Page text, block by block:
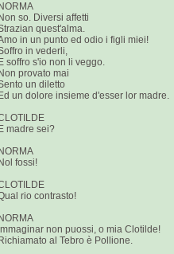
NORMA
Non so. Diversi affetti
quest'alma.
in un punto ed odio i figli miei!
in vederli,
E soffro s'io non li veggo.
Non provato mai
un diletto
Ed un dolore insieme d'esser lor madre.
E madre sei?
NORMA
Nol fossi!
rio contrasto!
NORMA
Immaginar non puossi, o mia Clotilde!
Richiamato al Tebro è Pollione.